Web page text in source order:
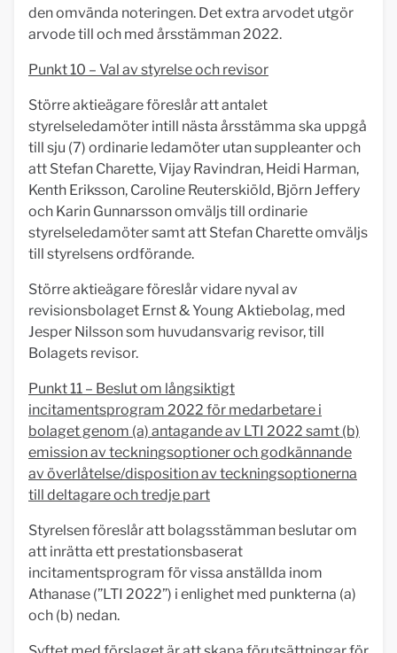
den omvända noteringen. Det extra arvodet utgör
arvode till och med årsstämman 2022.
Punkt 10 – Val av styrelse och revisor
Större aktieägare föreslår att antalet
styrelseledamöter intill nästa årsstämma ska uppgå
till sju (7) ordinarie ledamöter utan suppleanter och
att Stefan Charette, Vijay Ravindran, Heidi Harman,
Kenth Eriksson, Caroline Reuterskiöld, Björn Jeffery
och Karin Gunnarsson omväljs till ordinarie
styrelseledamöter samt att Stefan Charette omväljs
till styrelsens ordförande.
Större aktieägare föreslår vidare nyval av
revisionsbolaget Ernst & Young Aktiebolag, med
Jesper Nilsson som huvudansvarig revisor, till
Bolagets revisor.
Punkt 11 – Beslut om långsiktigt
incitamentsprogram 2022 för medarbetare i
bolaget genom (a) antagande av LTI 2022 samt (b)
emission av teckningsoptioner och godkännande
av överlåtelse/disposition av teckningsoptionerna
till deltagare och tredje part
Styrelsen föreslår att bolagsstämman beslutar om
att inrätta ett prestationsbaserat
incitamentsprogram för vissa anställda inom
Athanase (”LTI 2022”) i enlighet med punkterna (a)
och (b) nedan.